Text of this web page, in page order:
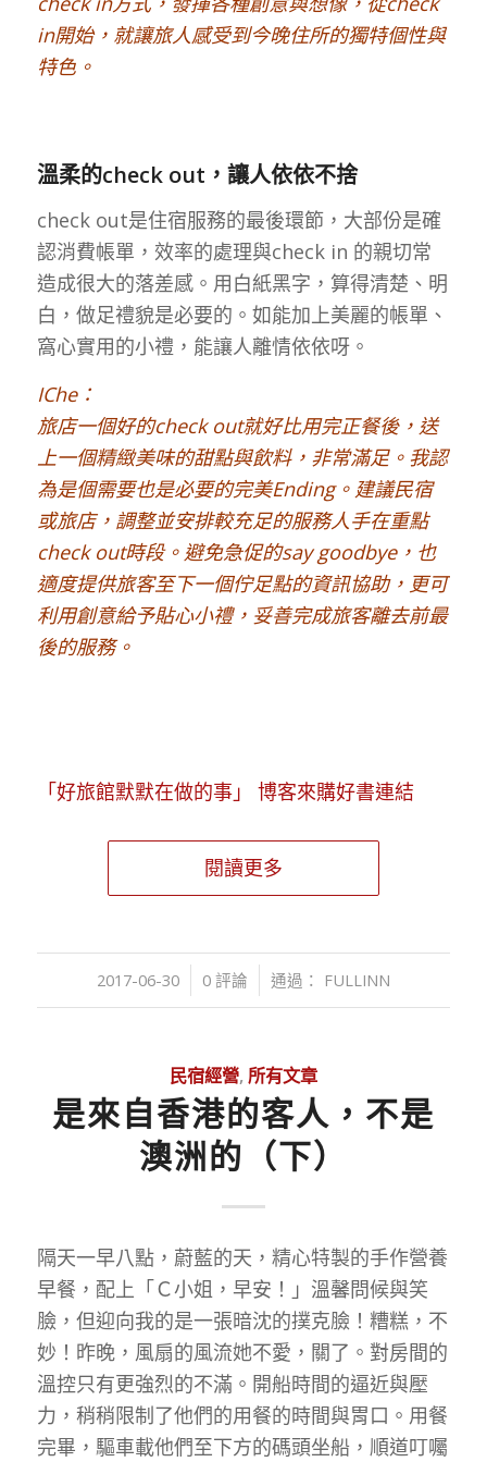
in開始，就讓旅人感受到今晚住所的獨特個性與
特色。
溫柔的check out，讓人依依不捨
check out是住宿服務的最後環節，大部份是確
認消費帳單，效率的處理與check in 的親切常
造成很大的落差感。用白紙黑字，算得清楚、明
白，做足禮貌是必要的。如能加上美麗的帳單、
窩心實用的小禮，能讓人離情依依呀。
IChe：
旅店一個好的check out就好比用完正餐後，送
上一個精緻美味的甜點與飲料，非常滿足。我認
為是個需要也是必要的完美Ending。建議民宿
或旅店，調整並安排較充足的服務人手在重點
check out時段。避免急促的say goodbye，也
適度提供旅客至下一個佇足點的資訊協助，更可
利用創意給予貼心小禮，妥善完成旅客離去前最
後的服務。
「好旅館默默在做的事」 博客來購好書連結
閱讀更多
2017-06-30
/ 0 評論 通過： FULLINN
民宿經營, 所有文章
是來自香港的客人，不是
澳洲的（下）
隔天一早八點，蔚藍的天，精心特製的手作營養
早餐，配上「Ｃ小姐，早安！」溫馨問候與笑
臉，但迎向我的是一張暗沈的撲克臉！糟糕，不
妙！昨晚，風扇的風流她不愛，關了。對房間的
溫控只有更強烈的不滿。開船時間的逼近與壓
力，稍稍限制了他們的用餐的時間與胃口。用餐
完畢，驅車載他們至下方的碼頭坐船，順道叮囑